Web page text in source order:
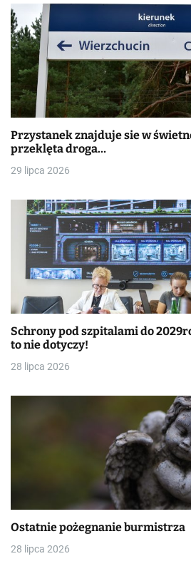
Przystanek znajduje sie w
przeklęta droga…
29 lipca 2026
Schrony pod szpitalami do
to nie dotyczy!
28 lipca 2026
Ostatnie pożegnanie burmistrza
28 lipca 2026